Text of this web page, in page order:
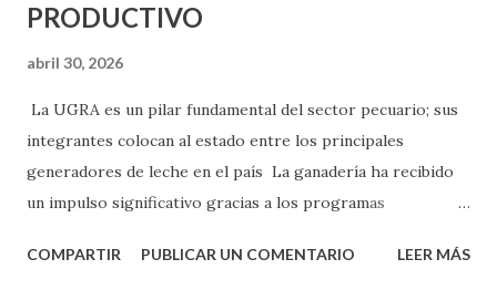
PRODUCTIVO
abril 30, 2026
La UGRA es un pilar fundamental del sector pecuario; sus
integrantes colocan al estado entre los principales
generadores de leche en el país La ganadería ha recibido
un impulso significativo gracias a los programas
muestra de su respaldo firme y decidido al campo, la
COMPARTIR PUBLICAR UN COMENTARIO LEER MÁS